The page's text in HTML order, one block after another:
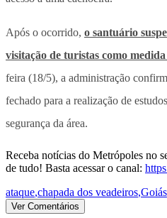
Após o ocorrido, o santuário
visitação de turistas como
feira (18/5), a administração
fechado para a realização de
segurança da área.
Receba notícias do Metrópoles no
de tudo! Basta acessar o canal:
ataque,chapada dos veadeiros,Goiás
Ver Comentários